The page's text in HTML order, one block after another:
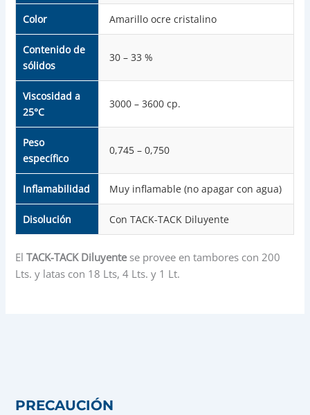
Color Amarillo ocre cristalino
Contenido de
sólidos
30 – 33 %
Viscosidad a
25°C
3000 – 3600 cp.
Peso
específico
0,745 – 0,750
Inflamabilidad Muy inflamable (no apagar con agua)
Disolución Con TACK-TACK Diluyente
ElTACK-TACK Diluyentese provee en tambores con 200
Lts. y latas con 18 Lts, 4 Lts. y 1 Lt.
PRECAUCIÓN